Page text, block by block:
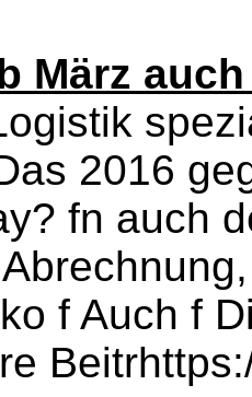
März
2016
fn auch
f Auch f